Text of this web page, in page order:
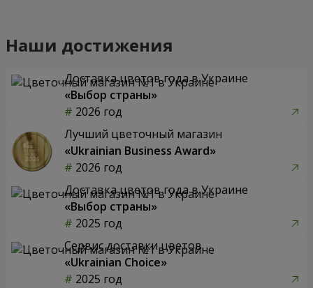
Наши достижения
Доставка цветов года в Украине
«Выбор страны»
2026 год
Лучший цветочный магазин
«Ukrainian Business Award»
2026 год
Доставка цветов года в Украине
«Выбор страны»
2025 год
Сервис доставки цветов
«Ukrainian Choice»
2025 год